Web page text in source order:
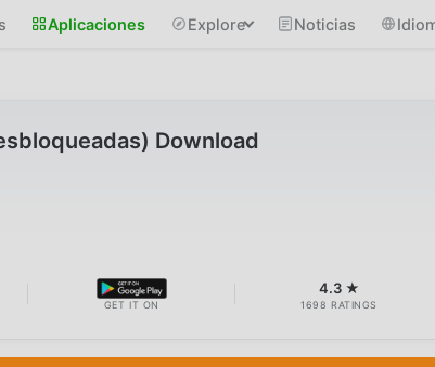
Aplicaciones Explore Noticias
Download
GET IT ON
4.3 ★
1698 RATINGS